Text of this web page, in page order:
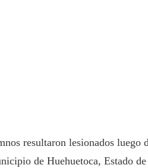
resultaron lesionados luego
de Huehuetoca, Estado